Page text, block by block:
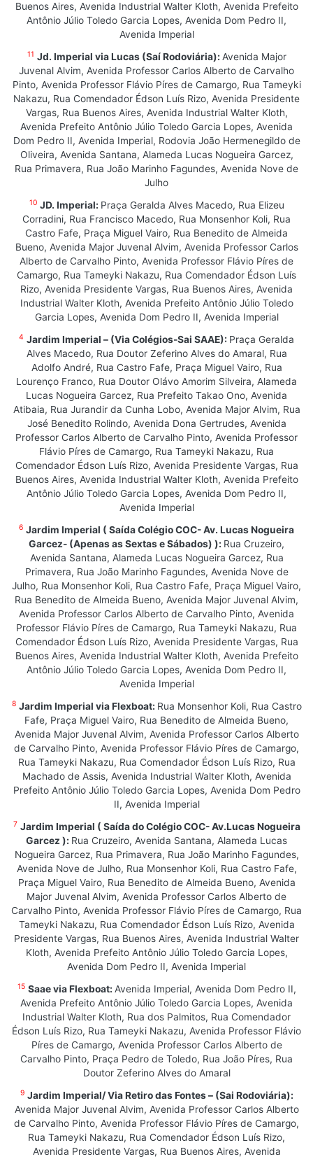
Buenos Aires, Avenida Industrial Walter Kloth, Avenida Prefeito
Antônio Júlio Toledo Garcia Lopes, Avenida Dom Pedro II,
Avenida Imperial
11 Jd. Imperial via Lucas (Saí Rodoviária): Avenida Major
Juvenal Alvim, Avenida Professor Carlos Alberto de Carvalho
Pinto, Avenida Professor Flávio Píres de Camargo, Rua Tameyki
Nakazu, Rua Comendador Édson Luís Rizo, Avenida Presidente
Vargas, Rua Buenos Aires, Avenida Industrial Walter Kloth,
Avenida Prefeito Antônio Júlio Toledo Garcia Lopes, Avenida
Dom Pedro II, Avenida Imperial, Rodovia João Hermenegildo de
Oliveira, Avenida Santana, Alameda Lucas Nogueira Garcez,
Rua Primavera, Rua João Marinho Fagundes, Avenida Nove de
Julho
10 JD. Imperial: Praça Geralda Alves Macedo, Rua Elizeu
Corradini, Rua Francisco Macedo, Rua Monsenhor Koli, Rua
Castro Fafe, Praça Miguel Vairo, Rua Benedito de Almeida
Bueno, Avenida Major Juvenal Alvim, Avenida Professor Carlos
Alberto de Carvalho Pinto, Avenida Professor Flávio Píres de
Camargo, Rua Tameyki Nakazu, Rua Comendador Édson Luís
Rizo, Avenida Presidente Vargas, Rua Buenos Aires, Avenida
Industrial Walter Kloth, Avenida Prefeito Antônio Júlio Toledo
Garcia Lopes, Avenida Dom Pedro II, Avenida Imperial
4 Jardim Imperial – (Via Colégios-Sai SAAE): Praça Geralda
Alves Macedo, Rua Doutor Zeferino Alves do Amaral, Rua
Adolfo André, Rua Castro Fafe, Praça Miguel Vairo, Rua
Lourenço Franco, Rua Doutor Olávo Amorim Silveira, Alameda
Lucas Nogueira Garcez, Rua Prefeito Takao Ono, Avenida
Atibaia, Rua Jurandir da Cunha Lobo, Avenida Major Alvim, Rua
José Benedito Rolindo, Avenida Dona Gertrudes, Avenida
Professor Carlos Alberto de Carvalho Pinto, Avenida Professor
Flávio Píres de Camargo, Rua Tameyki Nakazu, Rua
Comendador Édson Luís Rizo, Avenida Presidente Vargas, Rua
Buenos Aires, Avenida Industrial Walter Kloth, Avenida Prefeito
Antônio Júlio Toledo Garcia Lopes, Avenida Dom Pedro II,
Avenida Imperial
6 Jardim Imperial ( Saída Colégio COC- Av. Lucas Nogueira
Garcez- (Apenas as Sextas e Sábados) ): Rua Cruzeiro,
Avenida Santana, Alameda Lucas Nogueira Garcez, Rua
Primavera, Rua João Marinho Fagundes, Avenida Nove de
Julho, Rua Monsenhor Koli, Rua Castro Fafe, Praça Miguel Vairo,
Rua Benedito de Almeida Bueno, Avenida Major Juvenal Alvim,
Avenida Professor Carlos Alberto de Carvalho Pinto, Avenida
Professor Flávio Píres de Camargo, Rua Tameyki Nakazu, Rua
Comendador Édson Luís Rizo, Avenida Presidente Vargas, Rua
Buenos Aires, Avenida Industrial Walter Kloth, Avenida Prefeito
Antônio Júlio Toledo Garcia Lopes, Avenida Dom Pedro II,
Avenida Imperial
8 Jardim Imperial via Flexboat: Rua Monsenhor Koli, Rua Castro
Fafe, Praça Miguel Vairo, Rua Benedito de Almeida Bueno,
Avenida Major Juvenal Alvim, Avenida Professor Carlos Alberto
de Carvalho Pinto, Avenida Professor Flávio Píres de Camargo,
Rua Tameyki Nakazu, Rua Comendador Édson Luís Rizo, Rua
Machado de Assis, Avenida Industrial Walter Kloth, Avenida
Prefeito Antônio Júlio Toledo Garcia Lopes, Avenida Dom Pedro
II, Avenida Imperial
7 Jardim Imperial ( Saída do Colégio COC- Av.Lucas Nogueira
Garcez ): Rua Cruzeiro, Avenida Santana, Alameda Lucas
Nogueira Garcez, Rua Primavera, Rua João Marinho Fagundes,
Avenida Nove de Julho, Rua Monsenhor Koli, Rua Castro Fafe,
Praça Miguel Vairo, Rua Benedito de Almeida Bueno, Avenida
Major Juvenal Alvim, Avenida Professor Carlos Alberto de
Carvalho Pinto, Avenida Professor Flávio Píres de Camargo, Rua
Tameyki Nakazu, Rua Comendador Édson Luís Rizo, Avenida
Presidente Vargas, Rua Buenos Aires, Avenida Industrial Walter
Kloth, Avenida Prefeito Antônio Júlio Toledo Garcia Lopes,
Avenida Dom Pedro II, Avenida Imperial
15 Saae via Flexboat: Avenida Imperial, Avenida Dom Pedro II,
Avenida Prefeito Antônio Júlio Toledo Garcia Lopes, Avenida
Industrial Walter Kloth, Rua dos Palmitos, Rua Comendador
Édson Luís Rizo, Rua Tameyki Nakazu, Avenida Professor Flávio
Píres de Camargo, Avenida Professor Carlos Alberto de
Carvalho Pinto, Praça Pedro de Toledo, Rua João Píres, Rua
Doutor Zeferino Alves do Amaral
9 Jardim Imperial/ Via Retiro das Fontes – (Sai Rodoviária):
Avenida Major Juvenal Alvim, Avenida Professor Carlos Alberto
de Carvalho Pinto, Avenida Professor Flávio Píres de Camargo,
Rua Tameyki Nakazu, Rua Comendador Édson Luís Rizo,
Avenida Presidente Vargas, Rua Buenos Aires, Avenida